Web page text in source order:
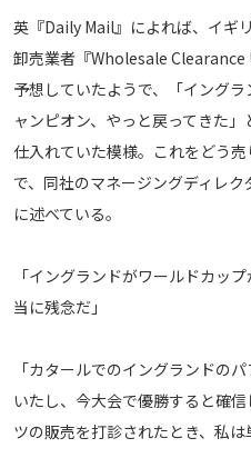
運営会社
ご利用にあたって
英『Daily Mail』によれば、イギ
卸売業者『Wholesale Clearance
予想していたようで、「イング
ャンピオン、やっと戻ってきた
仕入れていた模様。これをどう
で、同社のマネージングディレ
に述べている。
「イングランドがワールドカッ
当に残念だ」
「カタールでのイングランドの
いたし、今大会で優勝すると確
ツの販売を打診されたとき、私は